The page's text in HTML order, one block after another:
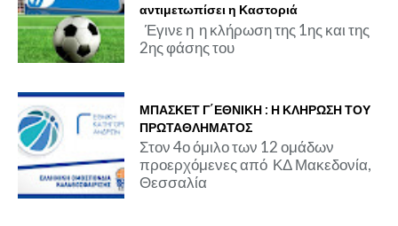
αντιμετωπίσει η Καστοριά
Έγινε η η κλήρωση της 1ης και της
2ης φάσης του
ΜΠΑΣΚΕΤ Γ΄ΕΘΝΙΚΗ : Η ΚΛΗΡΩΣΗ ΤΟΥ
ΠΡΩΤΑΘΛΗΜΑΤΟΣ
Στον 4ο όμιλο των 12 ομάδων
προερχόμενες από ΚΔ Μακεδονία,
Θεσσαλία